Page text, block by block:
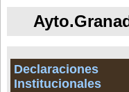
Declaraciones
Institucionales